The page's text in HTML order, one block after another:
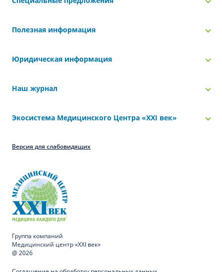
Полезная информация
Юридическая информация
Наш журнал
Экосистема Медицинского Центра «‎XXI век»
Версия для слабовидящих
Группа компаний
Медицинский центр «XXI век»
@ 2026